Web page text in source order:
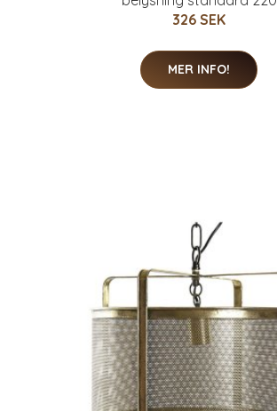
326 SEK
MER INFO!